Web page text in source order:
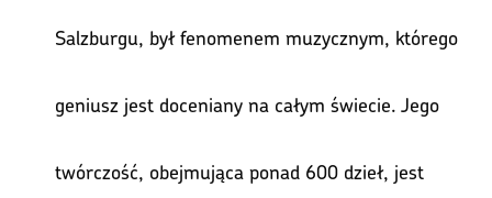
Salzburgu, był fenomenem muzycznym, którego
geniusz jest doceniany na całym świecie. Jego
twórczość, obejmująca ponad 600 dzieł, jest